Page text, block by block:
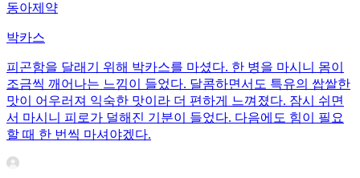
동아제약
박카스
피곤함을 달래기 위해 박카스를 마셨다. 한 병을 마시니 몸이
조금씩 깨어나는 느낌이 들었다. 달콤하면서도 특유의 쌉쌀한
맛이 어우러져 익숙한 맛이라 더 편하게 느껴졌다. 잠시 쉬면
서 마시니 피로가 덜해진 기분이 들었다. 다음에도 힘이 필요
할 때 한 번씩 마셔야겠다.